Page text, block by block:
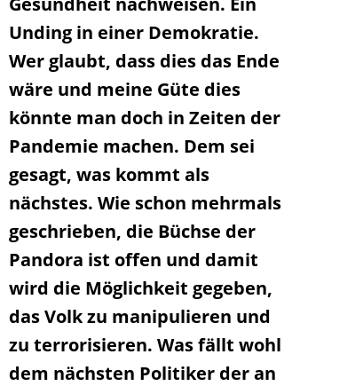
Unding in einer Demokratie.
Wer glaubt, dass dies das Ende
wäre und meine Güte dies
könnte man doch in Zeiten der
Pandemie machen. Dem sei
gesagt, was kommt als
nächstes. Wie schon mehrmals
geschrieben, die Büchse der
Pandora ist offen und damit
wird die Möglichkeit gegeben,
das Volk zu manipulieren und
zu terrorisieren. Was fällt wohl
dem nächsten Politiker der an